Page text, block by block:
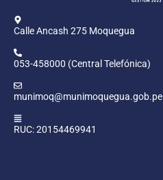
Calle Ancash 275 Moquegua
053-458000 (Central Telefónica)
munimoq@munimoquegua.gob.pe
RUC: 20154469941